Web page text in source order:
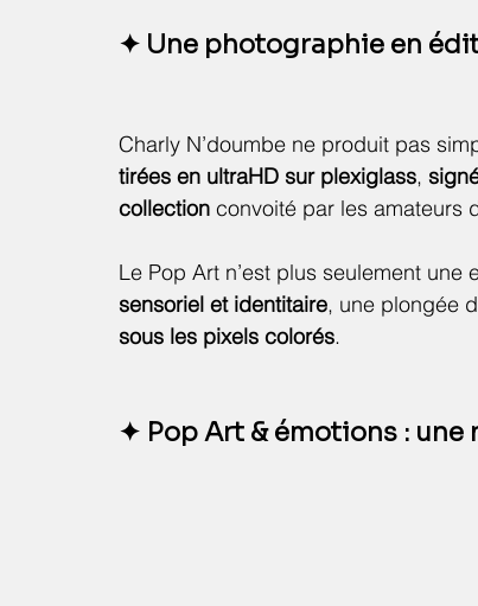
✦ Une photographie en
Charly N’doumbe ne produit pas
tirées en ultraHD sur plexiglass,
collection convoité par les amateurs
Le Pop Art n’est plus seulement une
sensoriel et identitaire, une plongée
sous les pixels colorés.
✦ Pop Art & émotions : une